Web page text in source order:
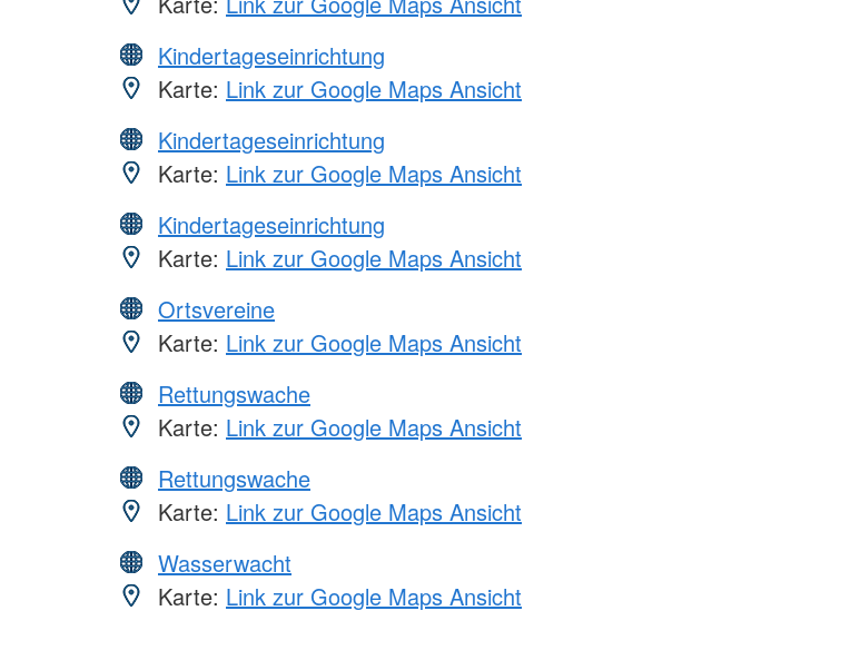
Kindertageseinrichtung
Karte: Link zur Google Maps Ansicht
Kindertageseinrichtung
Karte: Link zur Google Maps Ansicht
Kindertageseinrichtung
Karte: Link zur Google Maps Ansicht
Ortsvereine
Karte: Link zur Google Maps Ansicht
Rettungswache
Karte: Link zur Google Maps Ansicht
Rettungswache
Karte: Link zur Google Maps Ansicht
Wasserwacht
Karte: Link zur Google Maps Ansicht